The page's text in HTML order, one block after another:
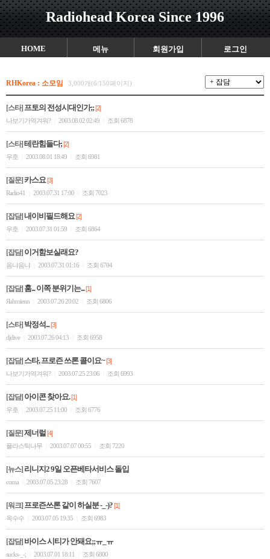
Radiohead Korea Since 1996
HOME 메뉴 회원가입 로그인
RHKorea : 소모임 3,000개(6/150페이지)
[스타] 프토의 전성시대인가;;[2]
나보기가역겨워?
2003.08.02 02:49 조회 6878
[스타] 테란힘들다;[2]
우호
2003.08.01 18:49 조회 6981
[질문] 카스요[3]
Radio41
2003.07.31 17:00 조회 7023
[잡담] 내이비필드해요[2]
우호
2003.07.31 01:59 조회 6864
[잡담] 이거함보실래요?
음냐음냐 2003.07.31 01:16 조회 6704
[잡담] 훔... 이쪽 분위기는...[1]
Яahmienn
2003.07.26 20:02 조회 6806
[스타] 박정석...[3]
djdive
2003.07.26 04:13 조회 6958
[잡담] 스타, 프로즌 쓰론 콜이요~[3]
나보기가역겨워?
2003.07.25 23:06 조회 6993
[잡담] 아이콘 찾아요.[1]
우호
2003.07.25 11:00 조회 6776
[질문] 제너럴 [4]
플라스틱나무
2003.07.07 00:55 조회 7220
[뉴스] 리니지2 9일 오픈베타서비스 돌입
coma 2003.07.05 23:28 조회 7607
[워크] 프로즌쓰론 같이 하실분 -_-)?[1]
옥수수
2003.07.05 19:35 조회 6983
[잡담] 바이스 시티가 안돼요;;ㅠ_ㅠ
sucks-_-; 2003.07.01 18:11 조회 6800